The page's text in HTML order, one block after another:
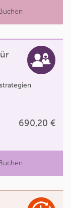
690,20 €